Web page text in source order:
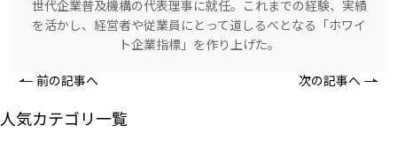
世代企業普及機構の代表理事に就任。これまでの経験、実績
を活かし、経営者や従業員にとって道しるべとなる「ホワイ
ト企業指標」を作り上げた。
前の記事へ 次の記事へ
人気カテゴリ一覧